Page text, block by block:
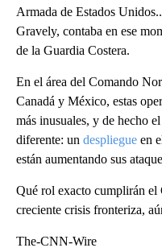
Armada de Estados
Gravely, contaba en ese
de la Guardia Costera.
En el área del Comando
Canadá y México, estas
más inusuales, y de hecho
diferente: un despliegue en
están aumentando sus
Qué rol exacto cumplirán el
creciente crisis fronteriza,
The-CNN-Wire